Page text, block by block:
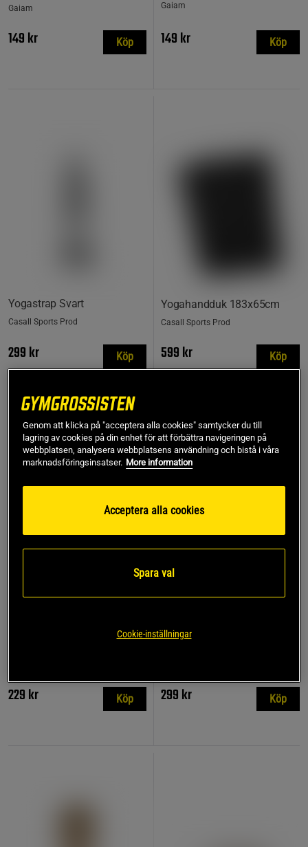
Gaiam
149 kr Köp
Gaiam
149 kr Köp
Yogastrap Svart
Casall Sports Prod
299 kr Köp
Yogahandduk 183x65cm
Casall Sports Prod
599 kr Köp
229 kr Köp
Yogarem svart
299 kr Köp
Genom att klicka på "acceptera alla cookies" samtycker du till
lagring av cookies på din enhet för att förbättra navigeringen på
webbplatsen, analysera webbplatsens användning och bistå i våra
marknadsföringsinsatser. More information
Acceptera alla cookies
Spara val
Cookie-inställningar